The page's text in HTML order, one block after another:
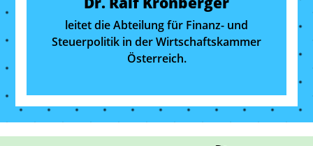
leitet die Abteilung für Finanz- und
Steuerpolitik in der Wirtschaftskammer
Österreich.